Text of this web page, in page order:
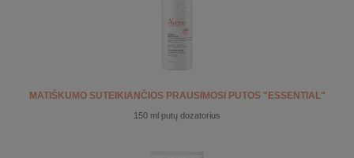
MATIŠKUMO SUTEIKIANČIOS PRAUSIMOSI PUTOS "ESSENTIAL"
150 ml putų dozatorius